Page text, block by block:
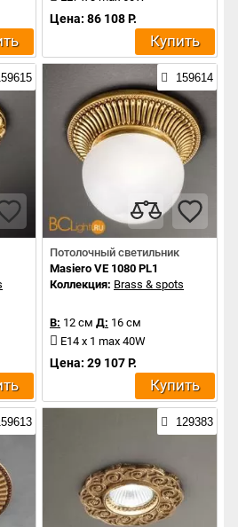
Цена: 86 108 Р.
Купить
159614
Потолочный светильник
Masiero VE 1080 PL1
Коллекция: Brass & spots
В: 12 см Д: 16 см
E14 x 1 max 40W
Цена: 29 107 Р.
Купить
129383